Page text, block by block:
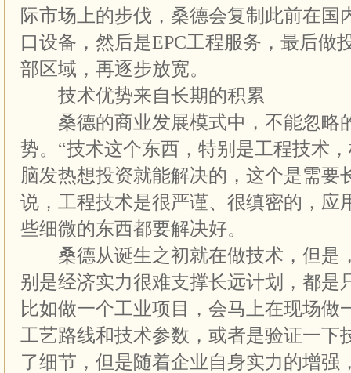
际市场上的步伐，桑德会复制此前在国
口设备，然后是EPC工程服务，最后做
部区域，再逐步放宽。
技术优势来自长期的积累
桑德的商业发展模式中，不能忽略
势。“技术这个东西，特别是工程技术
脑发热想投资就能解决的，这个是需要
说，工程技术是很严谨、很缜密的，应
些细微的东西都要解决好。
桑德从诞生之初就在做技术，但是
别是经济实力很难支撑长远计划，都是
比如做一个工业项目，会马上在现场做
工艺路线和技术参数，或者是验证一下
了细节，但是随着企业自身实力的增强